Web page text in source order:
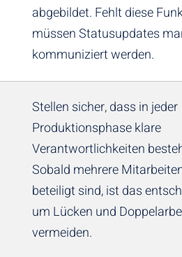
abgebildet. Fehlt diese
müssen Statusupdates
kommuniziert werden.
Stellen sicher, dass in jeder
Produktionsphase klare
Verantwortlichkeiten
Sobald mehrere
beteiligt sind, ist das
um Lücken und
vermeiden.